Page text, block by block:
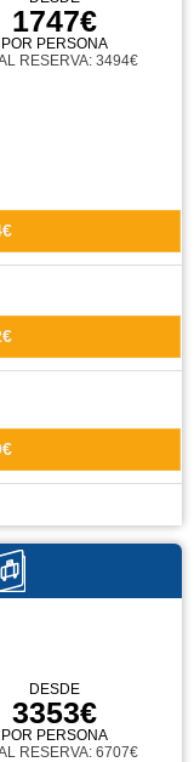
1747€
POR PERSONA
RESERVA: 3494€
DESDE
3353€
POR PERSONA
RESERVA: 6707€